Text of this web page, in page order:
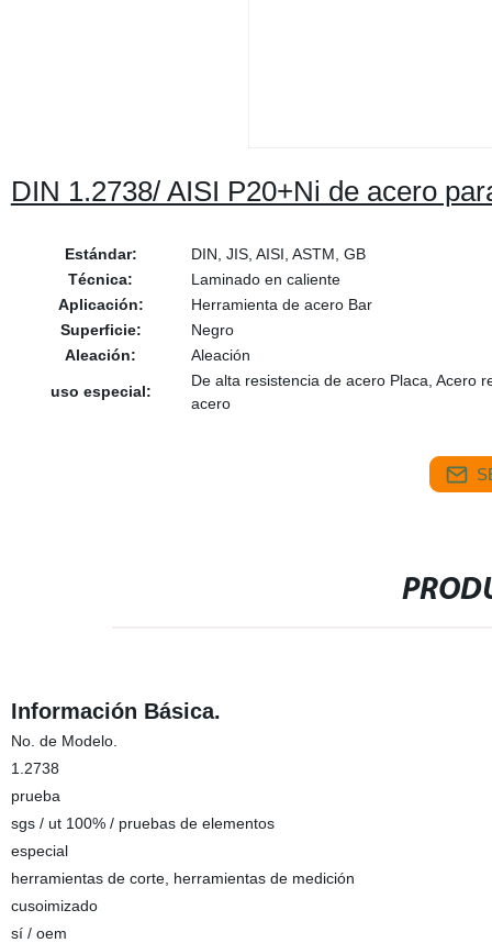
DIN 1.2738/ AISI P20+Ni de acero
Estándar:
DIN, JIS, AISI, ASTM, GB
Técnica:
Laminado en caliente
Aplicación:
Herramienta de acero Bar
Superficie:
Negro
Aleación:
Aleación
uso especial:
De alta resistencia de acero Placa, Acero
acero
Información Básica.
No. de Modelo.
1.2738
prueba
sgs / ut 100% / pruebas de elementos
especial
herramientas de corte, herramientas de medición
cusoimizado
sí / oem